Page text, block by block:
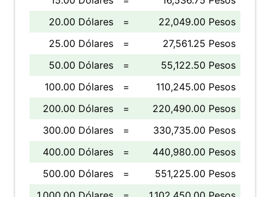
20.00 Dólares
=
22,049.00 Pesos
25.00 Dólares
=
27,561.25 Pesos
50.00 Dólares
=
55,122.50 Pesos
100.00 Dólares
=
110,245.00 Pesos
200.00 Dólares
=
220,490.00 Pesos
300.00 Dólares
=
330,735.00 Pesos
400.00 Dólares
=
440,980.00 Pesos
500.00 Dólares
=
551,225.00 Pesos